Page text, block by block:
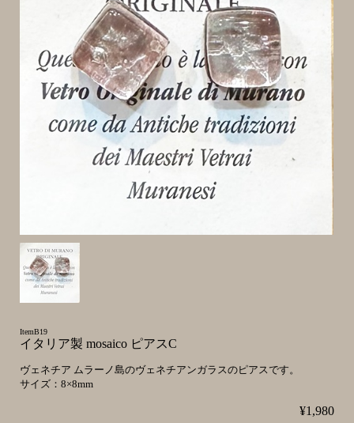
ItemB19
イタリア製 mosaico ピアスC
ヴェネチア ムラーノ島のヴェネチアンガラスのピアスです。
サイズ：8×8mm
¥1,980